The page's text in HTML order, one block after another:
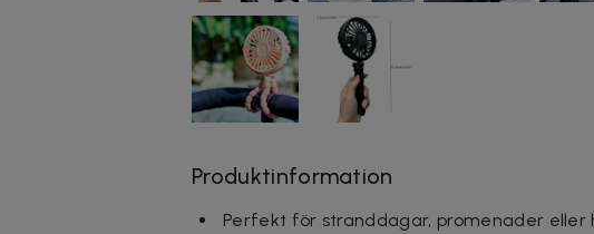
Produktinformation
Perfekt för stranddagar, promenader eller